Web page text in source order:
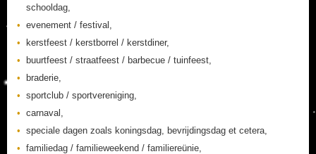
schooldag,
evenement / festival,
kerstfeest / kerstborrel / kerstdiner,
buurtfeest / straatfeest / barbecue / tuinfeest,
braderie,
sportclub / sportvereniging,
carnaval,
speciale dagen zoals koningsdag, bevrijdingsdag et cetera,
familiedag / familieweekend / familiereünie,